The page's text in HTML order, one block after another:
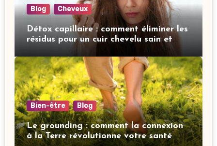
Blog Cheveux
Détox capillaire : comment éliminer les
résidus pour un cuir chevelu sain et
Bien-être Blog
Le grounding : comment la connexion
à la Terre révolutionne votre santé